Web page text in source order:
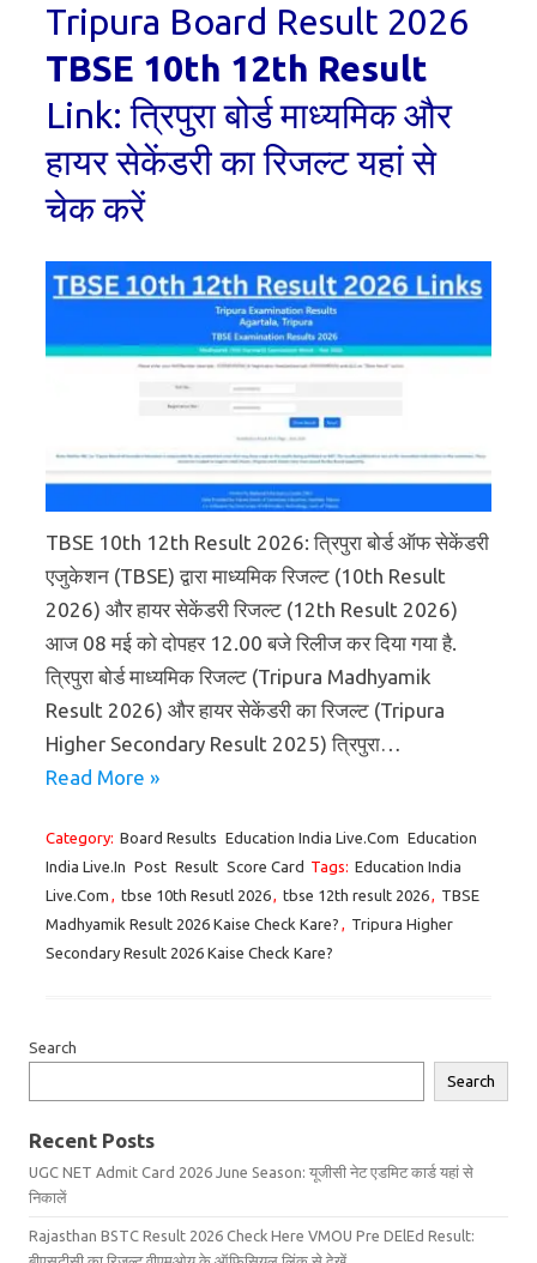
Tripura Board Result 2026
TBSE 10th 12th Result
Link: त्रिपुरा बोर्ड माध्यमिक और
हायर सेकेंडरी का रिजल्ट यहां से
चेक करें
TBSE 10th 12th Result 2026: त्रिपुरा बोर्ड ऑफ सेकेंडरी
एजुकेशन (TBSE) द्वारा माध्यमिक रिजल्ट (10th Result
2026) और हायर सेकेंडरी रिजल्ट (12th Result 2026)
आज 08 मई को दोपहर 12.00 बजे रिलीज कर दिया गया है.
त्रिपुरा बोर्ड माध्यमिक रिजल्ट (Tripura Madhyamik
Result 2026) और हायर सेकेंडरी का रिजल्ट (Tripura
Higher Secondary Result 2025) त्रिपुरा…
Read More »
Category: Board Results Education India Live.Com Education
India Live.In Post Result Score Card Tags: Education India
Live.Com , tbse 10th Resutl 2026, tbse 12th result 2026, TBSE
Madhyamik Result 2026 Kaise Check Kare? , Tripura Higher
Secondary Result 2026 Kaise Check Kare?
Search
Search
Recent Posts
UGC NET Admit Card 2026 June Season: यूजीसी नेट एडमिट कार्ड यहां से
निकालें
Rajasthan BSTC Result 2026 Check Here VMOU Pre DElEd Result: